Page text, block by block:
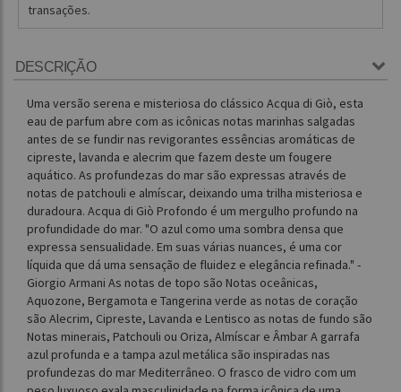
transações.
DESCRIÇÃO
Uma versão serena e misteriosa do clássico Acqua di Giò, esta
eau de parfum abre com as icônicas notas marinhas salgadas
antes de se fundir nas revigorantes essências aromáticas de
cipreste, lavanda e alecrim que fazem deste um fougere
aquático. As profundezas do mar são expressas através de
notas de patchouli e almíscar, deixando uma trilha misteriosa e
duradoura. Acqua di Giò Profondo é um mergulho profundo na
profundidade do mar. "O azul como uma sombra densa que
expressa sensualidade. Em suas várias nuances, é uma cor
líquida que dá uma sensação de fluidez e elegância refinada." -
Giorgio Armani As notas de topo são Notas oceânicas,
Aquozone, Bergamota e Tangerina verde as notas de coração
são Alecrim, Cipreste, Lavanda e Lentisco as notas de fundo são
Notas minerais, Patchouli ou Oriza, Almíscar e Âmbar A garrafa
azul profunda e a tampa azul metálica são inspiradas nas
profundezas do mar Mediterrâneo. O frasco de vidro com um